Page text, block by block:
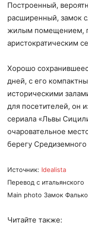
Построенный,
расширенный, замок
жилым помещением,
аристократическим
Хорошо
дней, с его
историческими
для посетителей, он
сериала «Львы
очаровательное
берегу
Источник: Idealista
Перевод с итальянского
Main photo Замок
Читайте также: